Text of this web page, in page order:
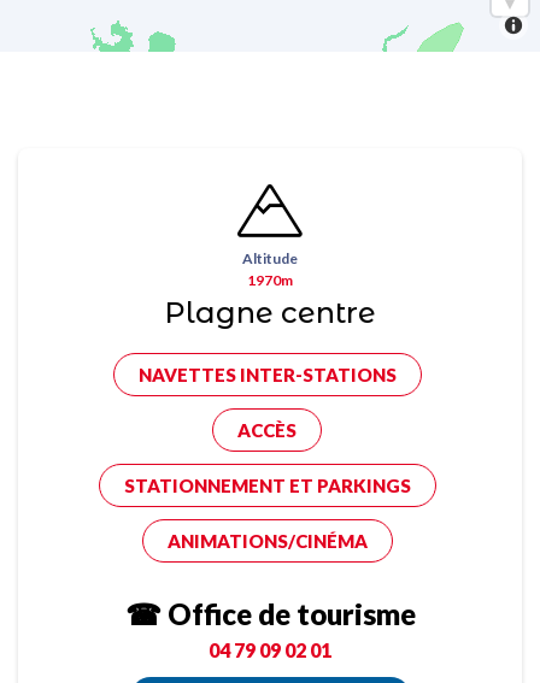
Altitude
1970m
Plagne centre
NAVETTES INTER-STATIONS
ACCÈS
STATIONNEMENT ET PARKINGS
ANIMATIONS/CINÉMA
☎ Office de tourisme
04 79 09 02 01